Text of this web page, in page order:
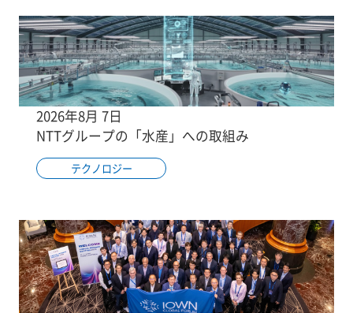
2026年8月 7日
NTTグループの「水産」への取組み
テクノロジー